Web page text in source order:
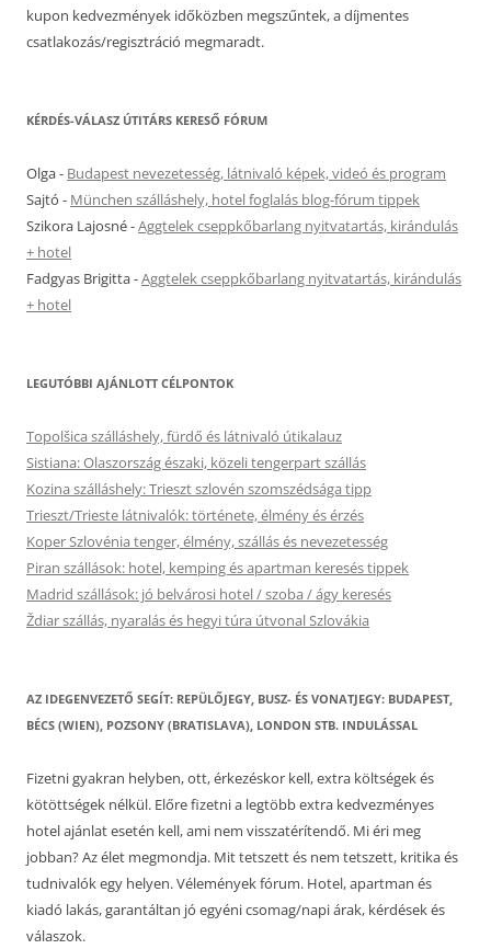
kupon kedvezmények időközben megszűntek, a díjmentes
csatlakozás/regisztráció megmaradt.
KÉRDÉS-VÁLASZ ÚTITÁRS KERESŐ FÓRUM
Olga- Budapest nevezetesség, látnivaló képek, videó és program
Sajtó - München szálláshely, hotel foglalás blog-fórum tippek
Szikora Lajosné-Aggtelek cseppkőbarlang nyitvatartás, kirándulás
+ hotel
Fadgyas Brigitta-Aggtelek cseppkőbarlang nyitvatartás, kirándulás
+ hotel
LEGUTÓBBI AJÁNLOTT CÉLPONTOK
Topolšica szálláshely, fürdő és látnivaló útikalauz
Sistiana: Olaszország északi, közeli tengerpart szállás
Kozina szálláshely: Trieszt szlovén szomszédsága tipp
Trieszt/Trieste látnivalók: története, élmény és érzés
Koper Szlovénia tenger, élmény, szállás és nevezetesség
Piran szállások: hotel, kemping és apartman keresés tippek
Madrid szállások: jó belvárosi hotel / szoba / ágy keresés
Ždiar szállás, nyaralás és hegyi túra útvonal Szlovákia
AZ IDEGENVEZETŐ SEGÍT: REPÜLŐJEGY, BUSZ- ÉS VONATJEGY: BUDAPEST,
BÉCS (WIEN), POZSONY (BRATISLAVA), LONDON STB. INDULÁSSAL
Fizetni gyakran helyben, ott, érkezéskor kell, extra költségek és
kötöttségek nélkül. Előre fizetni a legtöbb extra kedvezményes
hotel ajánlat esetén kell, ami nem visszatérítendő. Mi éri meg
jobban? Az élet megmondja. Mit tetszett és nem tetszett, kritika és
tudnivalók egy helyen. Vélemények fórum. Hotel, apartman és
kiadó lakás, garantáltan jó egyéni csomag/napi árak, kérdések és
válaszok.